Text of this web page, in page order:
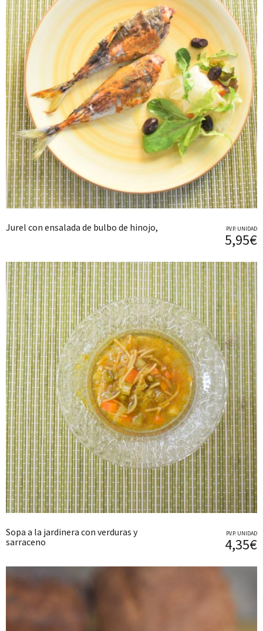
Jurel con ensalada de bulbo de hinojo, P.V.P. UNIDAD
5,95€
Sopa a la jardinera con verduras y
sarraceno
P.V.P. UNIDAD
4,35€